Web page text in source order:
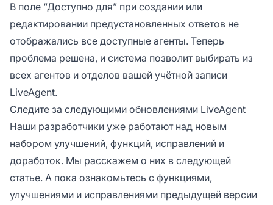
В поле “Доступно для” при создании или
редактировании предустановленных ответов не
отображались все доступные агенты. Теперь
проблема решена, и система позволит выбирать из
всех агентов и отделов вашей учётной записи
LiveAgent.
Следите за следующими обновлениями LiveAgent
Наши разработчики уже работают над новым
набором улучшений, функций, исправлений и
доработок. Мы расскажем о них в следующей
статье. А пока ознакомьтесь с функциями,
улучшениями и исправлениями предыдущей версии